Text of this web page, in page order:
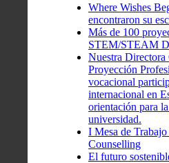
Where Wishes
encontraron su
Más de 100
STEM/STEAM
Nuestra
Proyección
vocacional
internacional en
orientación para
universidad.
I Mesa de
Counselling
El futuro